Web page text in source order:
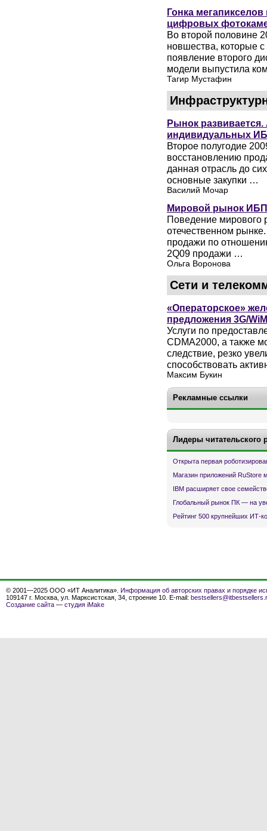
Гонка
цифровых
Во второй половине
новшества, которые
появление второго
модели выпустила
Тагир Мустафин
Рынок
индивидуальных
Второе полугодие
восстановлению
данная отрасль до
основные закупки …
Василий Мочар
Мировой рынок ИБП
Поведение мирового
отечественном
продажи по
2Q09 продажи …
Ольга Воронова
Сети и
«Операторское»
предложения 3G/
Услуги по
CDMA2000, а также
следствие, резко
способствовать
Максим Букин
Рекламные ссылки
Лидеры читательского
Открыта первая
Магазин приложений RuStore
IBM расширяет свое
Глобальный рынок ПК — на
Рейтинг 500 крупнейших ИТ-
© 2001—2025 ООО «ИТ Аналитика». Информация об авторских правах и порядке
109147 г. Москва, ул. Марксистская, 34, строение 10. E-mail:
Создание сайта — студия iMake